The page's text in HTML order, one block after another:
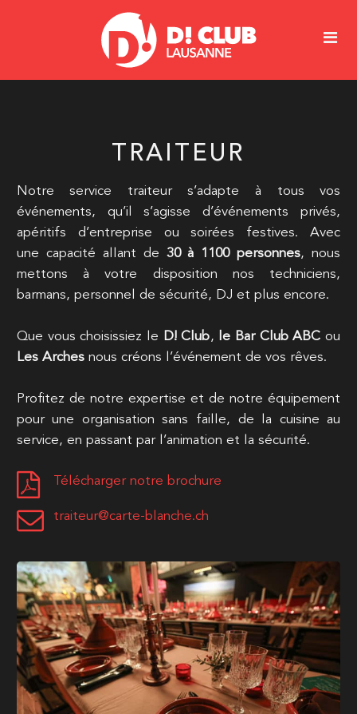
TRAITEUR
Notre service traiteur s’adapte à tous vos
événements, qu’il s’agisse d’événements privés,
apéritifs d’entreprise ou soirées festives. Avec
une capacité allant de 30 à 1100 personnes, nous
mettons à votre disposition nos techniciens,
barmans, personnel de sécurité, DJ et plus encore.
Que vous choisissiez le D! Club, le Bar Club ABC ou
Les Archesnous créons l’événement de vos rêves.
Profitez de notre expertise et de notre équipement
pour une organisation sans faille, de la cuisine au
service, en passant par l’animation et la sécurité.
Télécharger notre brochure
traiteur@carte-blanche.ch